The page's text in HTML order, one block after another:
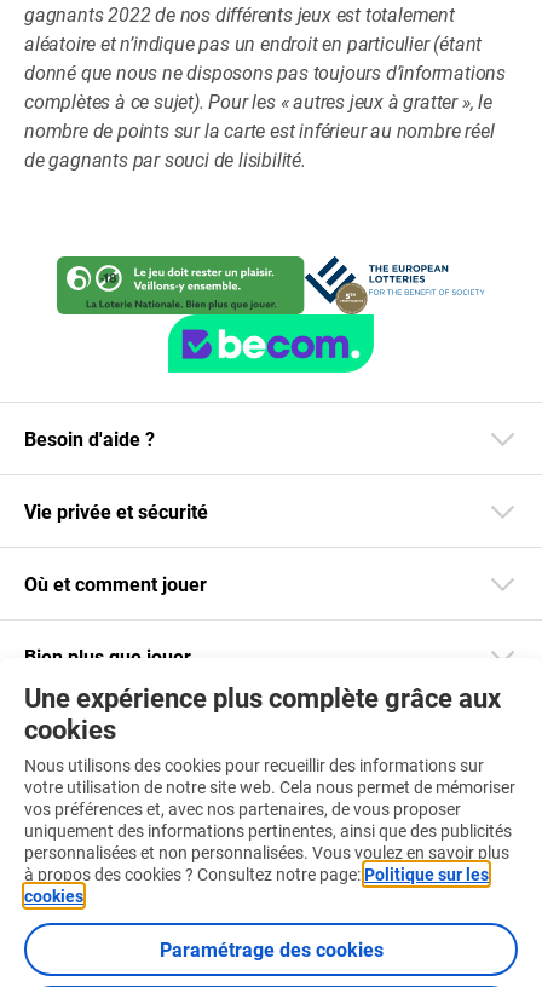
gagnants 2022 de nos différents jeux est totalement
aléatoire et n’indique pas un endroit en particulier (étant
donné que nous ne disposons pas toujours d’informations
complètes à ce sujet). Pour les « autres jeux à gratter », le
nombre de points sur la carte est inférieur au nombre réel
de gagnants par souci de lisibilité.
Une expérience plus complète grâce aux
cookies
Nous utilisons des cookies pour recueillir des informations sur
votre utilisation de notre site web. Cela nous permet de mémoriser
vos préférences et, avec nos partenaires, de vous proposer
uniquement des informations pertinentes, ainsi que des publicités
personnalisées et non personnalisées. Vous voulez en savoir plus
à propos des cookies ? Consultez notre page:Politique sur les
cookies
Paramétrage des cookies
Besoin d'aide ?
Vie privée et sécurité
Où et comment jouer
Bien plus que jouer
Téléchargez notre app